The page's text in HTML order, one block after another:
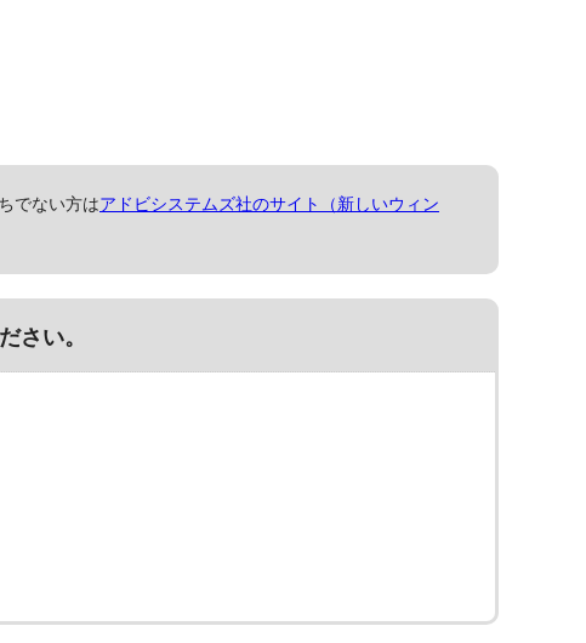
でない方はアドビシステムズ社のサイト（新しいウィン
さい。